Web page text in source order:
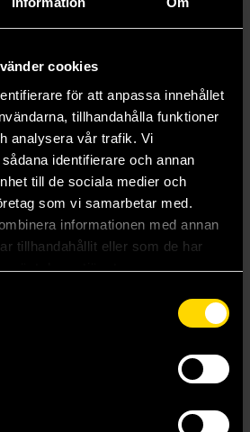
cookies
för att anpassa innehållet
tillhandahålla funktioner
analysera vår trafik. Vi
identifierare och annan
till de sociala medier och
som vi samarbetar med.
informationen med annan
tillhandahållit eller som de har
deras tjänster.
Kimetsu Academy
Ororon
Humans. They Can't Be Regenerated.
Gathering Manga
and Love Me in Hell (Japansk
Novels
skog
Records
Wonderland The Manga
Wonderland The Manga
Wonderland The Manga Scarabia